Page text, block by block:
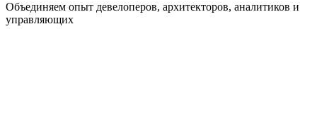
Объединяем опыт девелоперов, архитекторов, аналитиков и
управляющих